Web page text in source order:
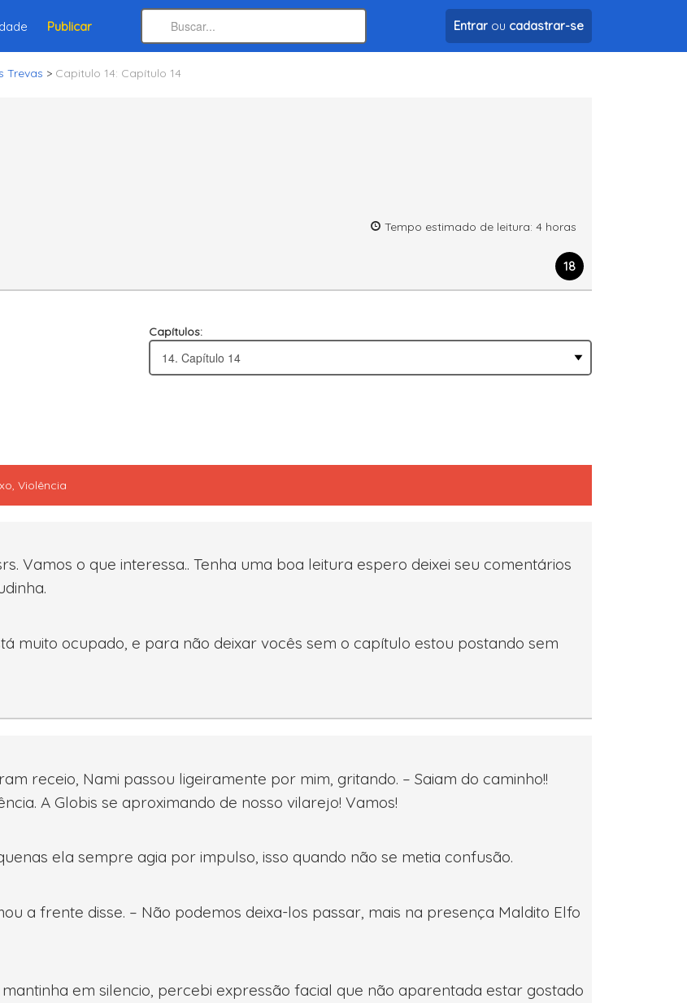
Publicar Entrar ou cadastrar-se
Trevas > Capitulo 14: Capítulo 14
Tempo estimado de leitura: 4 horas
18
Capítulos:
Violência
Vamos o que interessa.. Tenha uma boa leitura espero deixei seu comentários
muito ocupado, e para não deixar vocês sem o capítulo estou postando sem
receio, Nami passou ligeiramente por mim, gritando. – Saiam do caminho!!
A Globis se aproximando de nosso vilarejo! Vamos!
ela sempre agia por impulso, isso quando não se metia confusão.
a frente disse. – Não podemos deixa-los passar, mais na presença Maldito Elfo
em silencio, percebi expressão facial que não aparentada estar gostado